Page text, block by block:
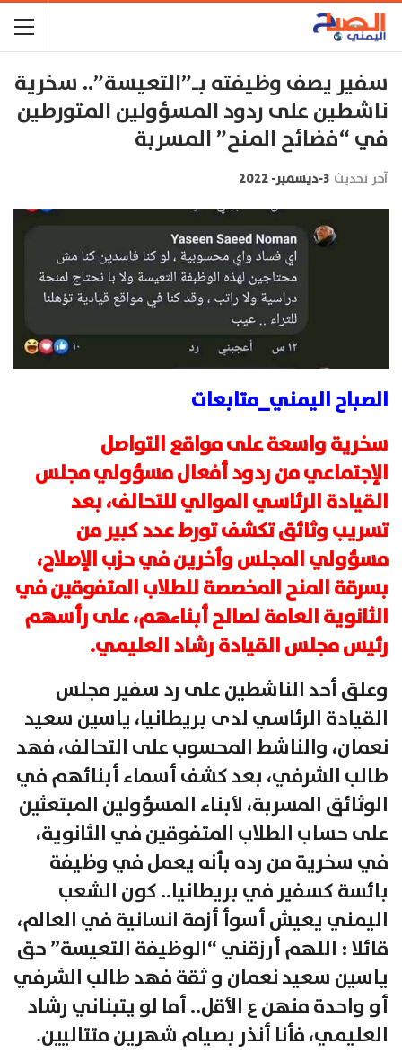
سفير يصف وظيفته بـ”التعيسة”.. سخرية
ناشطين على ردود المسؤولين المتورطين
في “فضائح المنح” المسربة
آخر تحديث 3-ديسمبر- 2022
الصباح اليمني_متابعات
سخرية واسعة على مواقع التواصل
الإجتماعي من ردود أفعال مسؤولي مجلس
القيادة الرئاسي الموالي للتحالف، بعد
تسريب وثائق تكشف تورط عدد كبير من
مسؤولي المجلس وأخرين في حزب الإصلاح،
بسرقة المنح المخصصة للطلاب المتفوقين في
الثانوية العامة لصالح أبناءهم، على رأسهم
رئيس مجلس القيادة رشاد العليمي.
وعلق أحد الناشطين على رد سفير مجلس
القيادة الرئاسي لدى بريطانيا، ياسين سعيد
نعمان، والناشط المحسوب على التحالف، فهد
طالب الشرفي، بعد كشف أسماء أبنائهم في
الوثائق المسربة، لأبناء المسؤولين المبتعثين
على حساب الطلاب المتفوقين في الثانوية،
في سخرية من رده بأنه يعمل في وظيفة
بائسة كسفير في بريطانيا.. كون الشعب
اليمني يعيش أسوأ أزمة انسانية في العالم،
قائلا : اللهم أرزقني “الوظيفة التعيسة” حق
ياسين سعيد نعمان و ثقة فهد طالب الشرفي
أو واحدة منهن ع الأقل.. أما لو يتبناني رشاد
العليمي، فأنا أنذر بصيام شهرين متتاليين.